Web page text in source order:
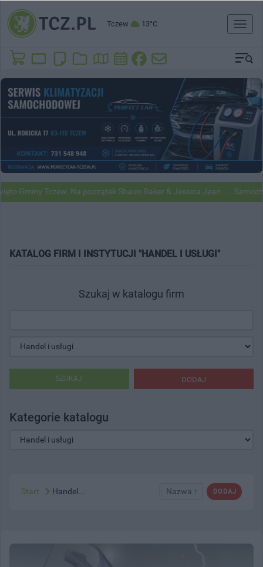
Tczew 13°C
Toggle
Tczew. Na początek Shaun Baker & Jessica Jean Samochody
KATALOG FIRM I INSTYTUCJI "HANDEL I USŁUGI"
Szukaj w katalogu firm
DODAJ
SZUKAJ
Kategorie katalogu
DODAJ
Nazwa ↑
Start Handel...